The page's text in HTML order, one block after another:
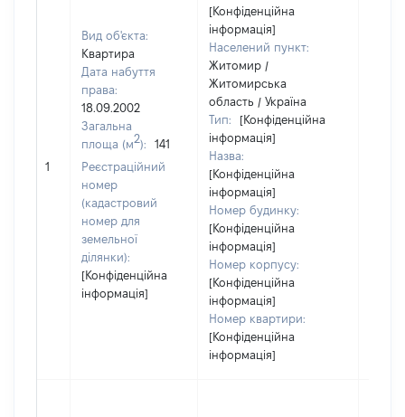
1
Вид об'єкта:
Квартира
Дата набуття
права:
18.09.2002
Загальна
площа (м2):
141
Реєстраційний
номер
(кадастровий
номер для
земельної
ділянки):
[Конфіденційна
інформація]
[Конфіденційна
інформація]
Населений пункт:
Житомир /
Житомирська
область / Україна
Тип:
[Конфіденційна
інформація]
Назва:
[Конфіденційна
інформація]
Номер будинку:
[Конфіденційна
інформація]
Номер корпусу:
[Конфіденційна
інформація]
Номер квартири:
[Конфіденційна
інформація]